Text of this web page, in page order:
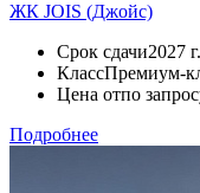
ЖК JOIS (Джойс)
Срок сдачи2027 г.
КлассПремиум-
Цена отпо
Подробнее